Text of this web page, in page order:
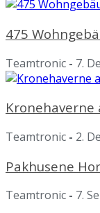
475
Teamtronic - 7.
Kronehaverne
Teamtronic - 2.
Pakhusene
Teamtronic - 7.